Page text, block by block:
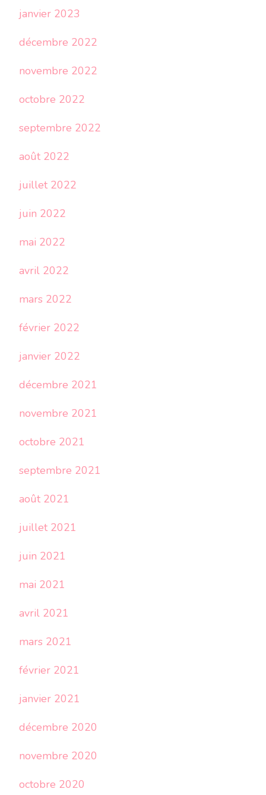
janvier 2023
décembre 2022
novembre 2022
octobre 2022
septembre 2022
août 2022
juillet 2022
juin 2022
mai 2022
avril 2022
mars 2022
février 2022
janvier 2022
décembre 2021
novembre 2021
octobre 2021
septembre 2021
août 2021
juillet 2021
juin 2021
mai 2021
avril 2021
mars 2021
février 2021
janvier 2021
décembre 2020
novembre 2020
octobre 2020